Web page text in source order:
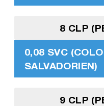
8 CLP
0,08 SVC
SALVADORIEN)
9 CLP